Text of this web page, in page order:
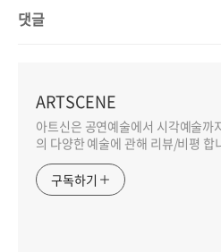
댓글
ARTSCENE
아트신은 공연예술에서 시각예술까
의 다양한 예술에 관해 리뷰/비평 합
구독하기